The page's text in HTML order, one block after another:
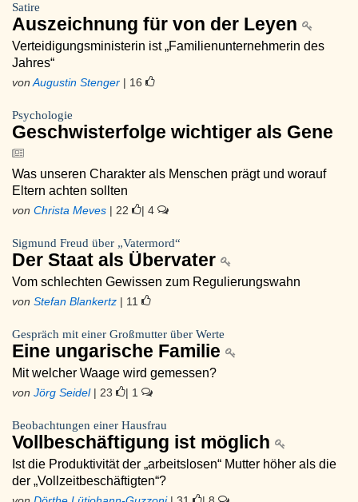
Satire
Auszeichnung für von der Leyen
Verteidigungsministerin ist „Familienunternehmerin des
Jahres“
von Augustin Stenger | 16
Psychologie
Geschwisterfolge wichtiger als Gene
Was unseren Charakter als Menschen prägt und worauf
Eltern achten sollten
von Christa Meves | 22 | 4
Sigmund Freud über „Vatermord“
Der Staat als Übervater
Vom schlechten Gewissen zum Regulierungswahn
von Stefan Blankertz | 11
Gespräch mit einer Großmutter über Werte
Eine ungarische Familie
Mit welcher Waage wird gemessen?
von Jörg Seidel| 23 | 1
Beobachtungen einer Hausfrau
Vollbeschäftigung ist möglich
Ist die Produktivität der „arbeitslosen“ Mutter höher als die
der „Vollzeitbeschäftigten“?